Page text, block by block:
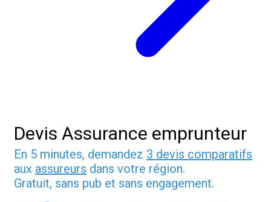
Devis Assurance emprunteur
En 5 minutes, demandez 3 devis comparatifs
aux assureurs dans votre région.
Gratuit, sans pub et sans engagement.